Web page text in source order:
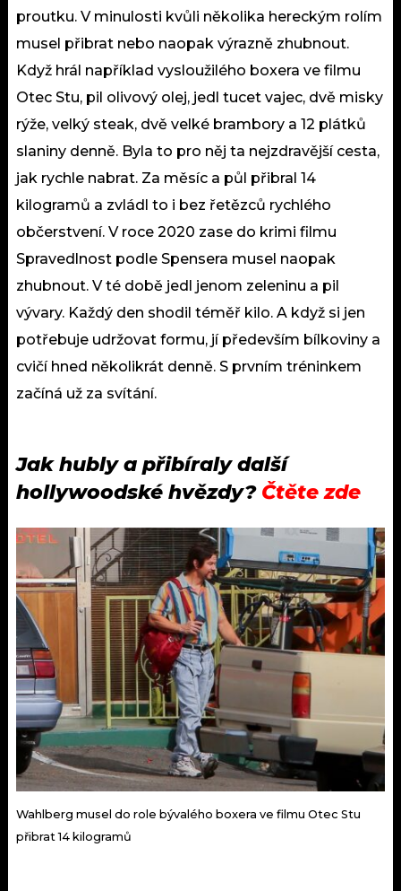
proutku. V minulosti kvůli několika hereckým rolím
musel přibrat nebo naopak výrazně zhubnout.
Když hrál například vysloužilého boxera ve filmu
Otec Stu, pil olivový olej, jedl tucet vajec, dvě misky
rýže, velký steak, dvě velké brambory a 12 plátků
slaniny denně. Byla to pro něj ta nejzdravější cesta,
jak rychle nabrat. Za měsíc a půl přibral 14
kilogramů a zvládl to i bez řetězců rychlého
občerstvení. V roce 2020 zase do krimi filmu
Spravedlnost podle Spensera musel naopak
zhubnout. V té době jedl jenom zeleninu a pil
vývary. Každý den shodil téměř kilo. A když si jen
potřebuje udržovat formu, jí především bílkoviny a
cvičí hned několikrát denně. S prvním tréninkem
začíná už za svítání.
Jak hubly a přibíraly další
hollywoodské hvězdy? Čtěte zde
Wahlberg musel do role bývalého boxera ve filmu Otec Stu
přibrat 14 kilogramů